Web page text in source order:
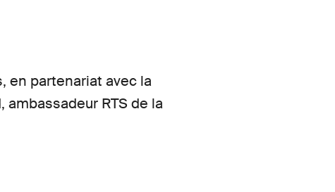
en partenariat avec la
RTS de la